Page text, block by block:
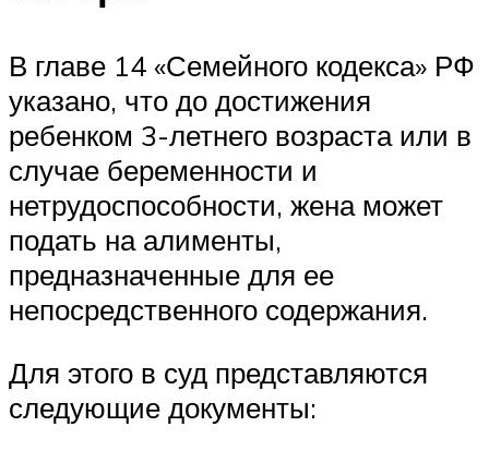
В главе 14 «Семейного кодекса» РФ
указано, что до достижения
ребенком 3-летнего возраста или в
случае беременности и
нетрудоспособности, жена может
подать на алименты,
предназначенные для ее
непосредственного содержания.
Для этого в суд представляются
следующие документы: